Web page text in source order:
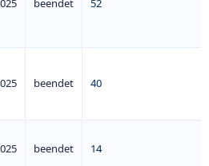
beendet 52
beendet 40
beendet 14